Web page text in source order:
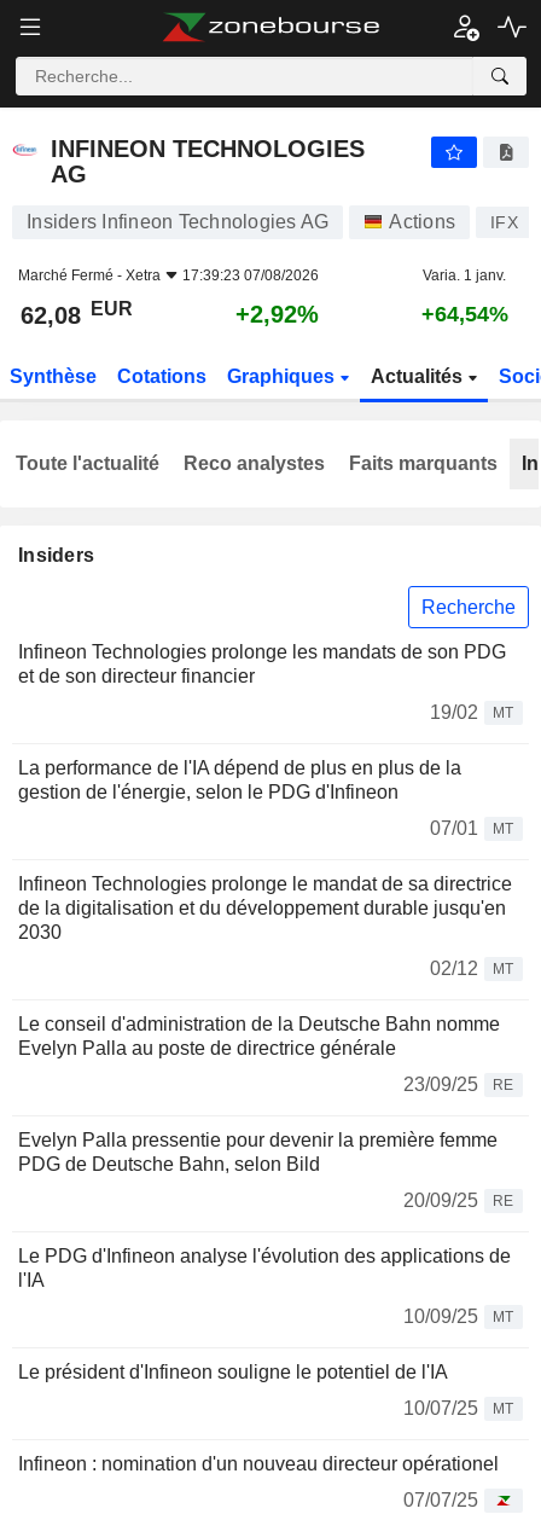
INFINEON TECHNOLOGIES AG
INFINEON TECHNOLOGIES
AG
Insiders Infineon Technologies AG Actions IFX
Marché Fermé - Xetra 17:39:23 07/08/2026 Varia. 1 janv.
62,08 EUR +2,92% +64,54%
Synthèse Cotations Graphiques Actualités
Insiders
Recherche
Infineon Technologies prolonge les mandats de son PDG
et de son directeur financier
19/02
MT
La performance de l'IA dépend de plus en plus de la
gestion de l'énergie, selon le PDG d'Infineon
07/01
MT
Infineon Technologies prolonge le mandat de sa directrice
de la digitalisation et du développement durable jusqu'en
2030
02/12
MT
Le conseil d'administration de la Deutsche Bahn nomme
Evelyn Palla au poste de directrice générale
23/09/25
RE
Evelyn Palla pressentie pour devenir la première femme
PDG de Deutsche Bahn, selon Bild
20/09/25
RE
Le PDG d'Infineon analyse l'évolution des applications de
l'IA
10/09/25
MT
Le président d'Infineon souligne le potentiel de l'IA
10/07/25
MT
Infineon : nomination d'un nouveau directeur opérationel
07/07/25
Toute l'actualité Reco analystes Faits marquants